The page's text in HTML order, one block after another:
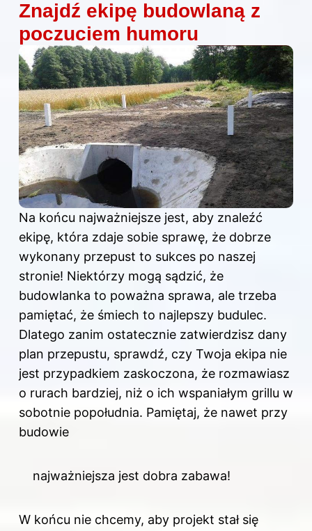
Znajdź ekipę budowlaną z
poczuciem humoru
Na końcu najważniejsze jest, aby znaleźć
ekipę, która zdaje sobie sprawę, że dobrze
wykonany przepust to sukces po naszej
stronie! Niektórzy mogą sądzić, że
budowlanka to poważna sprawa, ale trzeba
pamiętać, że śmiech to najlepszy budulec.
Dlatego zanim ostatecznie zatwierdzisz dany
plan przepustu, sprawdź, czy Twoja ekipa nie
jest przypadkiem zaskoczona, że rozmawiasz
o rurach bardziej, niż o ich wspaniałym grillu w
sobotnie popołudnia. Pamiętaj, że nawet przy
budowie
najważniejsza jest dobra zabawa!
W końcu nie chcemy, aby projekt stał się